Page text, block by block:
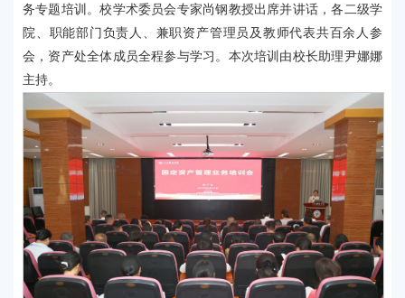
务专题培训。校学术委员会专家尚钢教授出席并讲话，各二级学
院、职能部门负责人、兼职资产管理员及教师代表共百余人参
会，资产处全体成员全程参与学习。本次培训由校长助理尹娜娜
主持。